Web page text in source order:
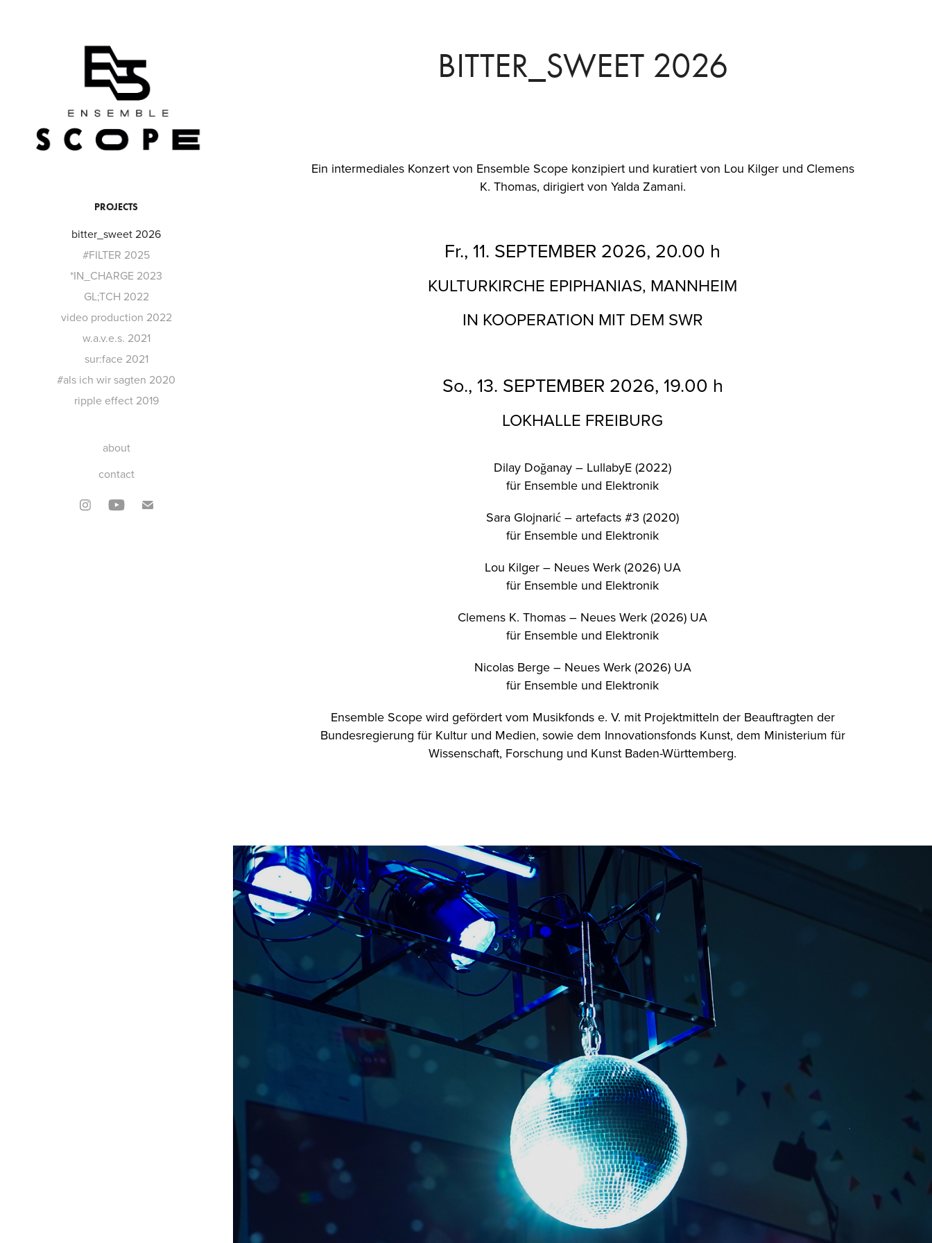
PROJECTS
bitter_sweet 2026
#FILTER 2025
*IN_CHARGE 2023
GL;TCH 2022
video production 2022
w.a.v.e.s. 2021
sur:face 2021
#als ich wir sagten 2020
ripple effect 2019
about
contact
BITTER_SWEET 2026
Ein intermediales Konzert von Ensemble Scope konzipiert und kuratiert von Lou Kilger und Clemens
K. Thomas, dirigiert von Yalda Zamani.
Fr., 11. SEPTEMBER 2026, 20.00 h
KULTURKIRCHE EPIPHANIAS, MANNHEIM
IN KOOPERATION MIT DEM SWR
So., 13. SEPTEMBER 2026, 19.00 h
LOKHALLE FREIBURG
Dilay Doğanay – LullabyE (2022)
für Ensemble und Elektronik
Sara Glojnarić – artefacts #3 (2020)
für Ensemble und Elektronik
Lou Kilger – Neues Werk (2026) UA
für Ensemble und Elektronik
Clemens K. Thomas – Neues Werk (2026) UA
für Ensemble und Elektronik
Nicolas Berge – Neues Werk (2026) UA
für Ensemble und Elektronik
Ensemble Scope wird gefördert vom Musikfonds e. V. mit Projektmitteln der Beauftragten der
Bundesregierung für Kultur und Medien, sowie dem Innovationsfonds Kunst, dem Ministerium für
Wissenschaft, Forschung und Kunst Baden-Württemberg.